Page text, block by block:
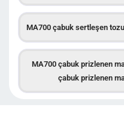
MA700 çabuk sertleşen
MA700 çabuk prizlenen
çabuk prizlenen